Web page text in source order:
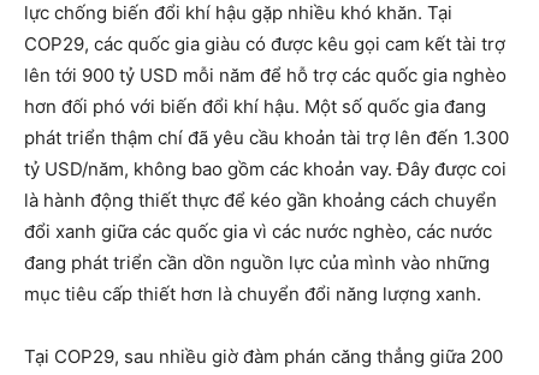
lực chống biến đổi khí hậu gặp nhiều khó khăn. Tại
COP29, các quốc gia giàu có được kêu gọi cam kết tài trợ
lên tới 900 tỷ USD mỗi năm để hỗ trợ các quốc gia nghèo
hơn đối phó với biến đổi khí hậu. Một số quốc gia đang
phát triển thậm chí đã yêu cầu khoản tài trợ lên đến 1.300
tỷ USD/năm, không bao gồm các khoản vay. Đây được coi
là hành động thiết thực để kéo gần khoảng cách chuyển
đổi xanh giữa các quốc gia vì các nước nghèo, các nước
đang phát triển cần dồn nguồn lực của mình vào những
mục tiêu cấp thiết hơn là chuyển đổi năng lượng xanh.
Tại COP29, sau nhiều giờ đàm phán căng thẳng giữa 200